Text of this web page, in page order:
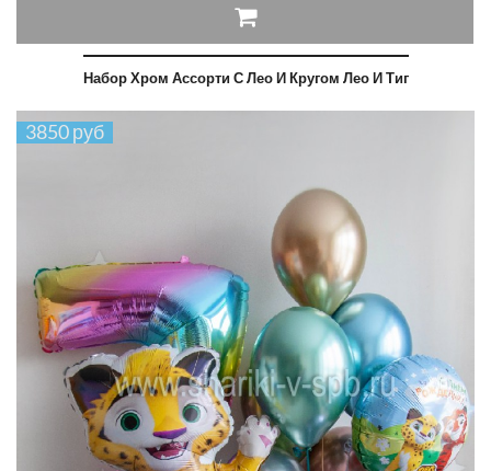
Набор Хром Ассорти С Лео И Кругом Лео И Тиг
3850 руб